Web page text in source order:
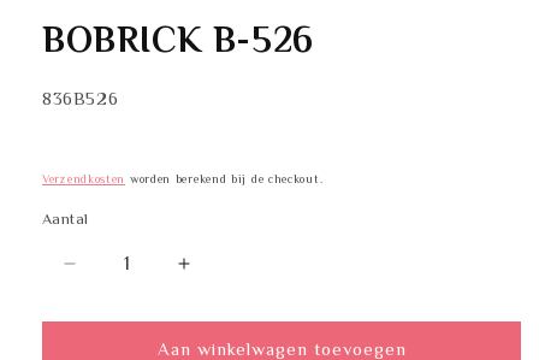
BOBRICK B-526
SKU:
836B526
Verzendkosten worden berekend bij de checkout.
Aantal
Aantal
Aantal
voor
BOBRICK
Aantal
voor
BOBRICK
Aan winkelwagen toevoegen